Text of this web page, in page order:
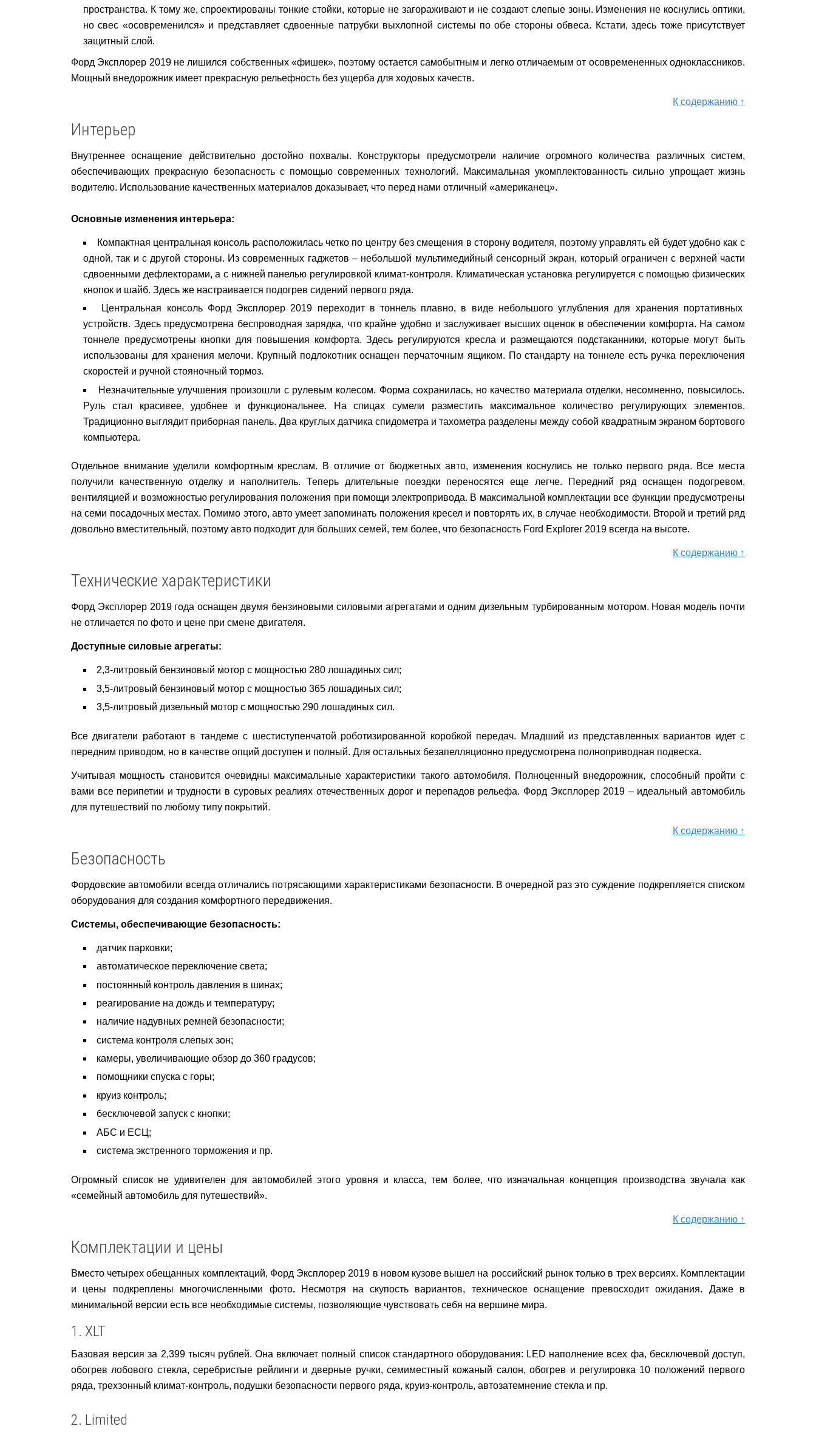
пространства. К тому же, спроектированы тонкие стойки, которые не загораживают и не создают слепые зоны. Изменения не коснулись оптики,
но свес «осовременился» и представляет сдвоенные патрубки выхлопной системы по обе стороны обвеса. Кстати, здесь тоже присутствует
защитный слой.
Форд Эксплорер 2019 не лишился собственных «фишек», поэтому остается самобытным и легко отличаемым от осовремененных одноклассников.
Мощный внедорожник имеет прекрасную рельефность без ущерба для ходовых качеств.
К содержанию ↑
Интерьер
Внутреннее оснащение действительно достойно похвалы. Конструкторы предусмотрели наличие огромного количества различных систем,
обеспечивающих прекрасную безопасность с помощью современных технологий. Максимальная укомплектованность сильно упрощает жизнь
водителю. Использование качественных материалов доказывает, что перед нами отличный «американец».
Основные изменения интерьера:
Компактная центральная консоль расположилась четко по центру без смещения в сторону водителя, поэтому управлять ей будет удобно как с
одной, так и с другой стороны. Из современных гаджетов – небольшой мультимедийный сенсорный экран, который ограничен с верхней части
сдвоенными дефлекторами, а с нижней панелью регулировкой климат-контроля. Климатическая установка регулируется с помощью физических
кнопок и шайб. Здесь же настраивается подогрев сидений первого ряда.
Центральная консоль Форд Эксплорер 2019 переходит в тоннель плавно, в виде небольшого углубления для хранения портативных
устройств. Здесь предусмотрена беспроводная зарядка, что крайне удобно и заслуживает высших оценок в обеспечении комфорта. На самом
тоннеле предусмотрены кнопки для повышения комфорта. Здесь регулируются кресла и размещаются подстаканники, которые могут быть
использованы для хранения мелочи. Крупный подлокотник оснащен перчаточным ящиком. По стандарту на тоннеле есть ручка переключения
скоростей и ручной стояночный тормоз.
Незначительные улучшения произошли с рулевым колесом. Форма сохранилась, но качество материала отделки, несомненно, повысилось.
Руль стал красивее, удобнее и функциональнее. На спицах сумели разместить максимальное количество регулирующих элементов.
Традиционно выглядит приборная панель. Два круглых датчика спидометра и тахометра разделены между собой квадратным экраном бортового
компьютера.
Отдельное внимание уделили комфортным креслам. В отличие от бюджетных авто, изменения коснулись не только первого ряда. Все места
получили качественную отделку и наполнитель. Теперь длительные поездки переносятся еще легче. Передний ряд оснащен подогревом,
вентиляцией и возможностью регулирования положения при помощи электропривода. В максимальной комплектации все функции предусмотрены
на семи посадочных местах. Помимо этого, авто умеет запоминать положения кресел и повторять их, в случае необходимости. Второй и третий ряд
довольно вместительный, поэтому авто подходит для больших семей, тем более, что безопасность Ford Explorer 2019 всегда на высоте.
К содержанию ↑
Технические характеристики
Форд Эксплорер 2019 года оснащен двумя бензиновыми силовыми агрегатами и одним дизельным турбированным мотором. Новая модель почти
не отличается по фото и цене при смене двигателя.
Доступные силовые агрегаты:
2,3-литровый бензиновый мотор с мощностью 280 лошадиных сил;
3,5-литровый бензиновый мотор с мощностью 365 лошадиных сил;
3,5-литровый дизельный мотор с мощностью 290 лошадиных сил.
Все двигатели работают в тандеме с шестиступенчатой роботизированной коробкой передач. Младший из представленных вариантов идет с
передним приводом, но в качестве опций доступен и полный. Для остальных безапелляционно предусмотрена полноприводная подвеска.
Учитывая мощность становится очевидны максимальные характеристики такого автомобиля. Полноценный внедорожник, способный пройти с
вами все перипетии и трудности в суровых реалиях отечественных дорог и перепадов рельефа. Форд Эксплорер 2019 – идеальный автомобиль
для путешествий по любому типу покрытий.
К содержанию ↑
Безопасность
Фордовские автомобили всегда отличались потрясающими характеристиками безопасности. В очередной раз это суждение подкрепляется списком
оборудования для создания комфортного передвижения.
Системы, обеспечивающие безопасность:
датчик парковки;
автоматическое переключение света;
постоянный контроль давления в шинах;
реагирование на дождь и температуру;
наличие надувных ремней безопасности;
система контроля слепых зон;
камеры, увеличивающие обзор до 360 градусов;
помощники спуска с горы;
круиз контроль;
бесключевой запуск с кнопки;
АБС и ЕСЦ;
система экстренного торможения и пр.
Огромный список не удивителен для автомобилей этого уровня и класса, тем более, что изначальная концепция производства звучала как
«семейный автомобиль для путешествий».
К содержанию ↑
Комплектации и цены
Вместо четырех обещанных комплектаций, Форд Эксплорер 2019 в новом кузове вышел на российский рынок только в трех версиях. Комплектации
и цены подкреплены многочисленными фото.
Несмотря на скупость вариантов, техническое оснащение превосходит ожидания. Даже в
минимальной версии есть все необходимые системы, позволяющие чувствовать себя на вершине мира.
1. XLT
Базовая версия за 2,399 тысяч рублей. Она включает полный список стандартного оборудования: LED наполнение всех фа, бесключевой доступ,
обогрев лобового стекла, серебристые рейлинги и дверные ручки, семиместный кожаный салон, обогрев и регулировка 10 положений первого
ряда, трехзонный климат-контроль, подушки безопасности первого ряда, круиз-контроль, автозатемнение стекла и пр.
2. Limited